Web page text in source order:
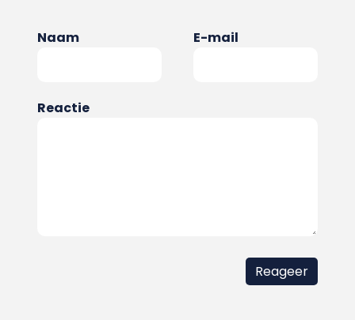
Naam E-mail
Reactie